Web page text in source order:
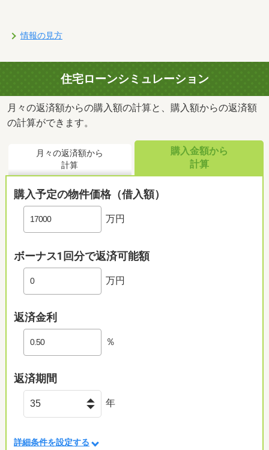
情報の見方
住宅ローンシミュレーション
月々の返済額からの購入額の計算と、購入額からの返済額
の計算ができます。
月々の返済額から
計算
購入金額から
計算
購入予定の物件価格（借入額）
万円
ボーナス1回分で返済可能額
万円
返済金利
％
返済期間
年
詳細条件を設定する